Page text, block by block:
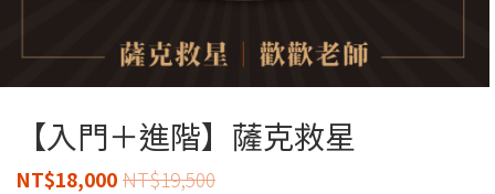
【入門＋進階】薩克救星
NT$19,500
NT$18,000